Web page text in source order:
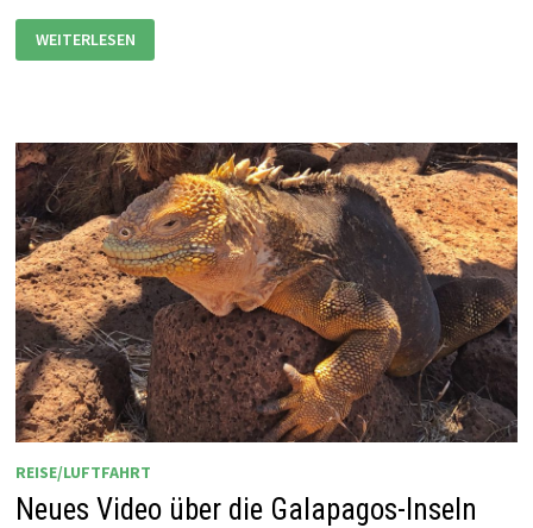
MEDIENTRAINING
AN
DER
WEITERLESEN
REISE/LUFTFAHRT
Neues Video über die Galapagos-Inseln